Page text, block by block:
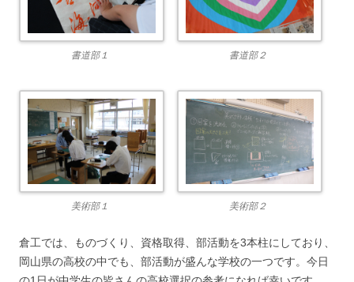
書道部１ 書道部２
美術部１ 美術部２
倉工では、ものづくり、資格取得、部活動を3本柱にしており、
岡山県の高校の中でも、部活動が盛んな学校の一つです。今日